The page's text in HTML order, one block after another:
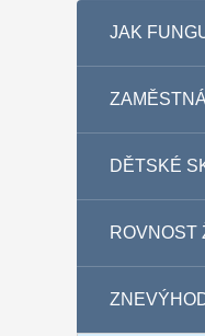
JAK
DĚTSKÉ
ROVNOST